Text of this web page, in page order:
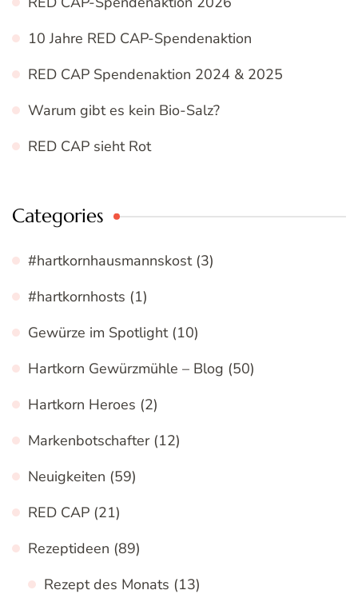
10 Jahre RED CAP-Spendenaktion
RED CAP Spendenaktion 2024 & 2025
Warum gibt es kein Bio-Salz?
RED CAP sieht Rot
Categories
#hartkornhausmannskost(3)
#hartkornhosts (1)
Gewürze im Spotlight(10)
Hartkorn Gewürzmühle – Blog (50)
Hartkorn Heroes (2)
Markenbotschafter(12)
Neuigkeiten (59)
RED CAP (21)
Rezeptideen (89)
Rezept des Monats (13)